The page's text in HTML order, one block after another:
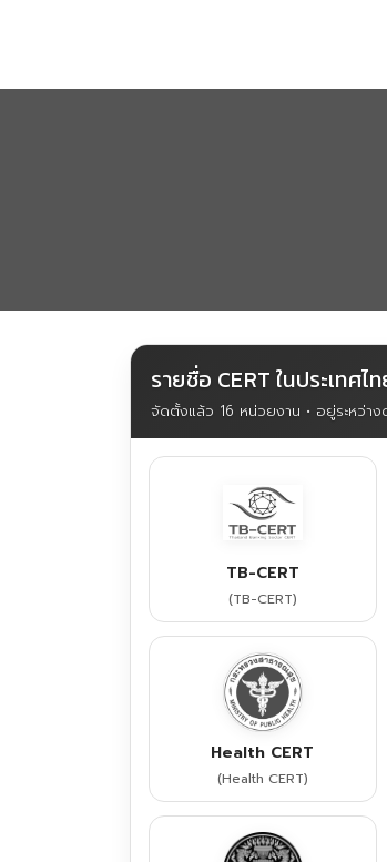
รายชื่อ CERT ในประเทศไ
จัดตั้งแล้ว 16 หน่วยงาน • อยู่ระหว่า
TB-CERT
(TB-CERT)
Health CERT
(Health CERT)